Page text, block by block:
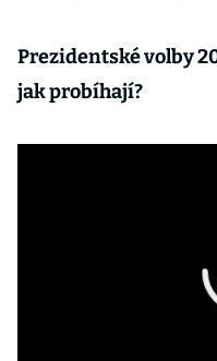
Prezidentské volby
jak probíhají?